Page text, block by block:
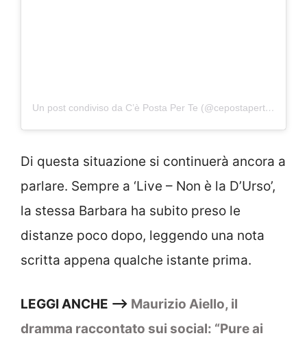
Un post condiviso da C’è Posta Per Te (@cepostaperteufficiale)
Di questa situazione si continuerà ancora a
parlare. Sempre a ‘Live – Non è la D’Urso’,
la stessa Barbara ha subito preso le
distanze poco dopo, leggendo una nota
scritta appena qualche istante prima.
LEGGI ANCHE –> Maurizio Aiello, il
dramma raccontato sui social: “Pure ai